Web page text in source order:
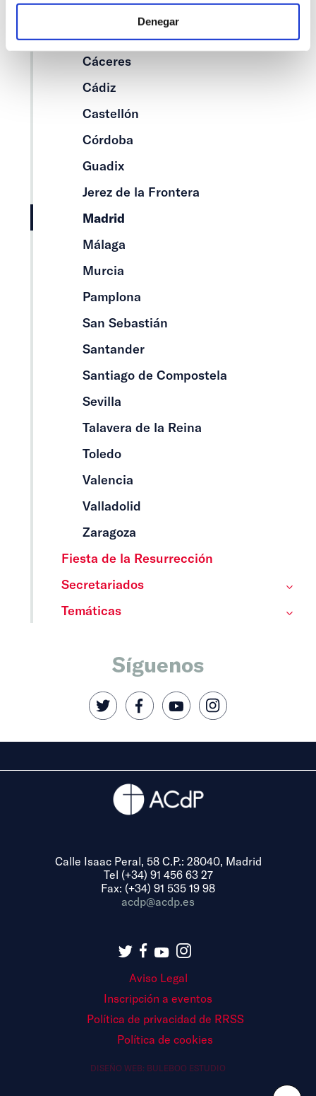
Denegar
Barcelona
Bilbao
Cáceres
Cádiz
Castellón
Córdoba
Guadix
Jerez de la Frontera
Madrid
Málaga
Murcia
Pamplona
San Sebastián
Santander
Santiago de Compostela
Sevilla
Talavera de la Reina
Toledo
Valencia
Valladolid
Zaragoza
Fiesta de la Resurrección
Secretariados
Temáticas
Síguenos
Calle Isaac Peral, 58 C.P.: 28040, Madrid
Tel (+34) 91 456 63 27
Fax: (+34) 91 535 19 98
acdp@acdp.es
Aviso Legal
Inscripción a eventos
Política de privacidad de RRSS
Política de cookies
DISEÑO WEB: BULEBOO ESTUDIO